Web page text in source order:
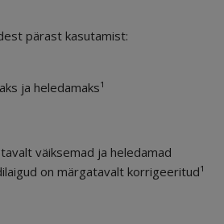
pärast kasutamist:
ja heledamaks¹
väiksemad ja heledamad
on märgatavalt korrigeeritud¹